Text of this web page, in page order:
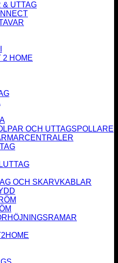
& UTTAG
2 HOME
OCH UTTAGSPOLLARE
OCH SKARVKABLAR